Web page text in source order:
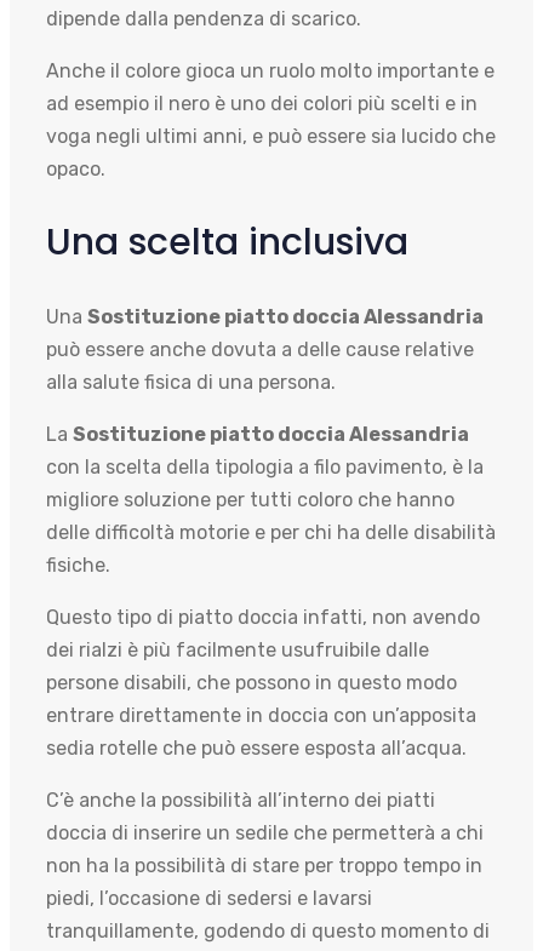
dipende dalla pendenza di scarico.
Anche il colore gioca un ruolo molto importante e
ad esempio il nero è uno dei colori più scelti e in
voga negli ultimi anni, e può essere sia lucido che
opaco.
Una scelta inclusiva
Una Sostituzione piatto doccia Alessandria
può essere anche dovuta a delle cause relative
alla salute fisica di una persona.
La Sostituzione piatto doccia Alessandria
con la scelta della tipologia a filo pavimento, è la
migliore soluzione per tutti coloro che hanno
delle difficoltà motorie e per chi ha delle disabilità
fisiche.
Questo tipo di piatto doccia infatti, non avendo
dei rialzi è più facilmente usufruibile dalle
persone disabili, che possono in questo modo
entrare direttamente in doccia con un’apposita
sedia rotelle che può essere esposta all’acqua.
C’è anche la possibilità all’interno dei piatti
doccia di inserire un sedile che permetterà a chi
non ha la possibilità di stare per troppo tempo in
piedi, l’occasione di sedersi e lavarsi
tranquillamente, godendo di questo momento di